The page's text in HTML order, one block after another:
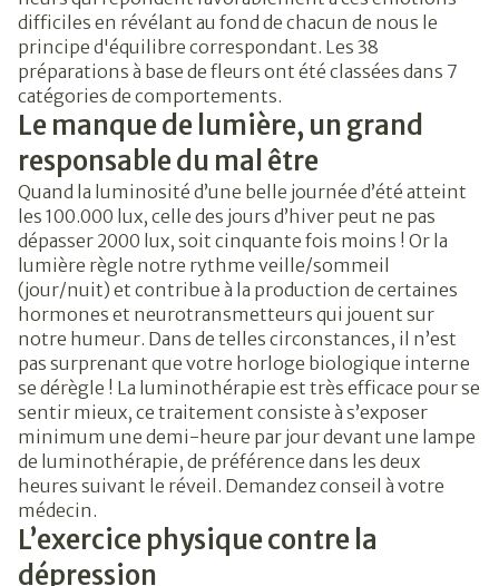
difficiles en révélant au fond de chacun de nous le
principe d'équilibre correspondant. Les 38
préparations à base de fleurs ont été classées dans 7
catégories de comportements.
Le manque de lumière, un grand
responsable du mal être
Quand la luminosité d’une belle journée d’été atteint
les 100.000 lux, celle des jours d’hiver peut ne pas
dépasser 2000 lux, soit cinquante fois moins ! Or la
lumière règle notre rythme veille/sommeil
(jour/nuit) et contribue à la production de certaines
hormones et neurotransmetteurs qui jouent sur
notre humeur. Dans de telles circonstances, il n’est
pas surprenant que votre horloge biologique interne
se dérègle ! La luminothérapie est très efficace pour se
sentir mieux, ce traitement consiste à s’exposer
minimum une demi-heure par jour devant une lampe
de luminothérapie, de préférence dans les deux
heures suivant le réveil. Demandez conseil à votre
médecin.
L’exercice physique contre la
dépression